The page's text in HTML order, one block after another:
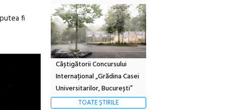
fi
Câștigătorii Concursului
Internațional „Grădina Casei
Universitarilor, București”
TOATE ȘTIRILE